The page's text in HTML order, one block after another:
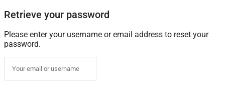
Retrieve your password
Please enter your username or email address to reset your
password.